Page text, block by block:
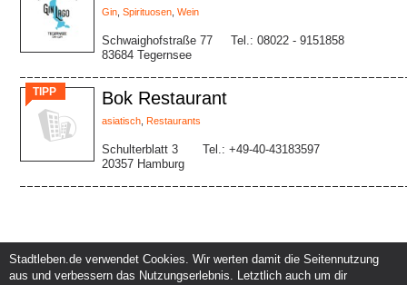
Gin Spirituosen Wein
Schwaighofstraße 77
83684 Tegernsee
Tel.: 08022 - 9151858
TIPP Bok Restaurant
asiatisch Restaurants
Schulterblatt 3
20357 Hamburg
Tel.: +49-40-43183597
Service und Support Kunden und Partner
Stadtleben.de verwendet Cookies. Wir werten damit die Seitennutzung
aus und verbessern das Nutzungserlebnis. Letztlich auch um dir